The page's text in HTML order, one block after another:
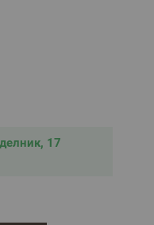
тъкан с до
и
17